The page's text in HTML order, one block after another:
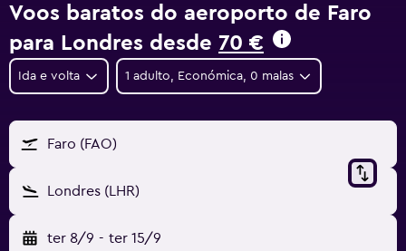
Voos baratos do aeroporto de Faro
para Londres desde 70 €
Ida e volta 1 adulto, Económica, 0 malas
Faro (FAO)
Londres (LHR)
ter 8/9 - ter 15/9